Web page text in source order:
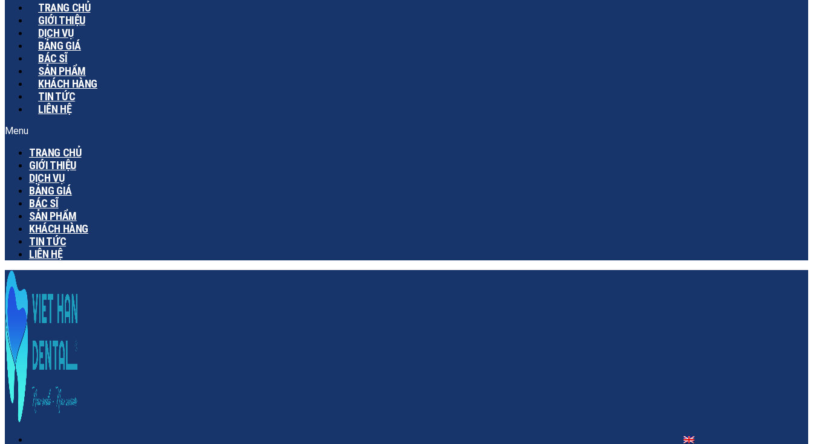
TRANG CHỦ
GIỚI THIỆU
DỊCH VỤ
BẢNG GIÁ
BÁC SĨ
SẢN PHẨM
KHÁCH HÀNG
TIN TỨC
LIÊN HỆ
Menu
TRANG CHỦ
GIỚI THIỆU
DỊCH VỤ
BẢNG GIÁ
BÁC SĨ
SẢN PHẨM
KHÁCH HÀNG
TIN TỨC
LIÊN HỆ